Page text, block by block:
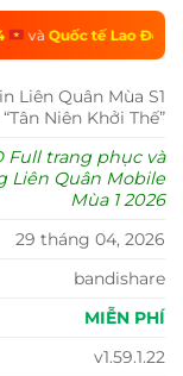
tế Lao Động 1/5
Liên Quân Mùa S1
Niên Khởi Thế”
Full trang phục và
Liên Quân Mobile
Mùa 1 2026
29 tháng 04, 2026
bandishare
MIỄN PHÍ
v1.59.1.22